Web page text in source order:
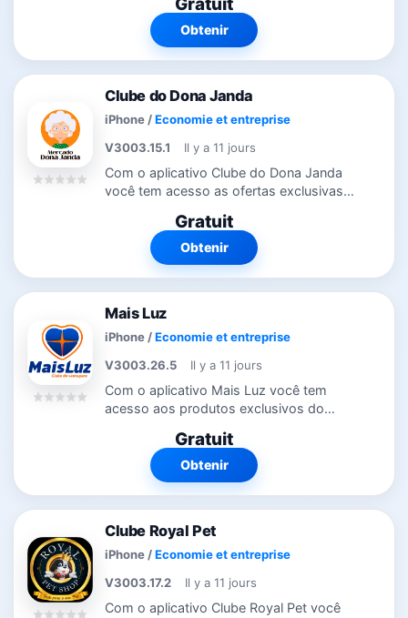
você fica por dentro das promoções e
campanhas que estão rolando. Veja...
Obtenir
Clube do Dona Janda
iPhone /Economie et entreprise
V3003.15.1
Il y a 11 jours
Com o aplicativo Clube do Dona Janda
você tem acesso as ofertas exclusivas
aplicativo, você fica por dentro das
promoções e campanhas que estão
rolando....
Gratuit
Obtenir
Mais Luz
iPhone /Economie et entreprise
V3003.26.5
Il y a 11 jours
Com o aplicativo Mais Luz você tem
acesso aos produtos exclusivos do
você fica por dentro das promoções e
Gratuit
Obtenir
Clube Royal Pet
iPhone /Economie et entreprise
V3003.17.2
Il y a 11 jours
Com o aplicativo Clube Royal Pet você